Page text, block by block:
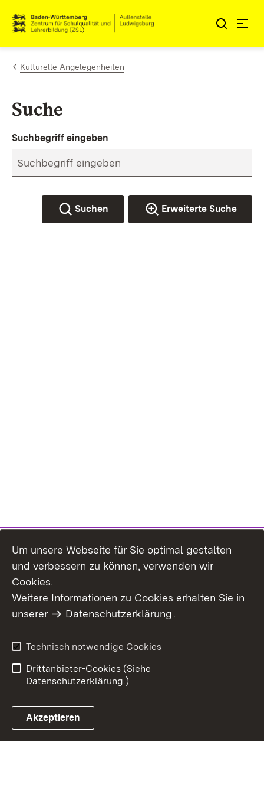
Zum Inhalt springen
Link zur Startseite
Kulturelle Angelegenheiten
Suche
Suchbegriff eingeben
Suchen Erweiterte Suche
Benutzungshinweise
Erklärung zur
Um unsere Webseite für Sie optimal gestalten
und verbessern zu können, verwenden wir
Cookies.
Weitere Informationen zu Cookies erhalten Sie in
unserer
Datenschutzerklärung.
Technisch notwendige Cookies
Drittanbieter-Cookies (Siehe
Datenschutzerklärung.)
Akzeptieren